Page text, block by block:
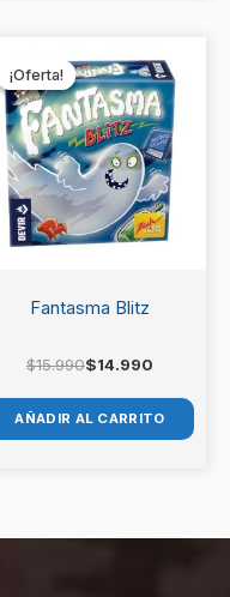
¡Oferta!
¡Oferta!
Fantasma Blitz
$15.990
precio
original
era:
$15.990.
$14.990
precio
actual
es:
$14.990.
AÑADIR AL CARRITO